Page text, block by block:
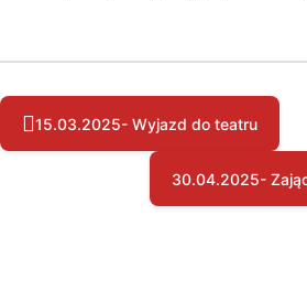
15.03.2025- Wyjazd do teatru
30.04.2025-